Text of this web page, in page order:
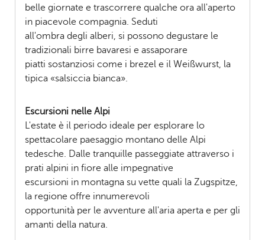
belle giornate e trascorrere qualche ora all'aperto
in piacevole compagnia. Seduti
all'ombra degli alberi, si possono degustare le
tradizionali birre bavaresi e assaporare
piatti sostanziosi come i brezel e il Weißwurst, la
tipica «salsiccia bianca».
Escursioni nelle Alpi
L'estate è il periodo ideale per esplorare lo
spettacolare paesaggio montano delle Alpi
tedesche. Dalle tranquille passeggiate attraverso i
prati alpini in fiore alle impegnative
escursioni in montagna su vette quali la Zugspitze,
la regione offre innumerevoli
opportunità per le avventure all'aria aperta e per gli
amanti della natura.